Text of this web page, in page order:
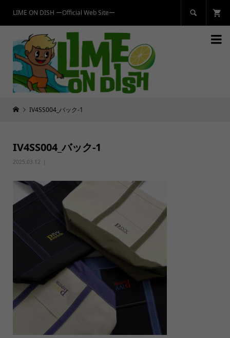
LIME ON DISH ーOfficial Web Siteー 

IV4SS004_バック-1
IV4SS004_バック-1
2025.03.12